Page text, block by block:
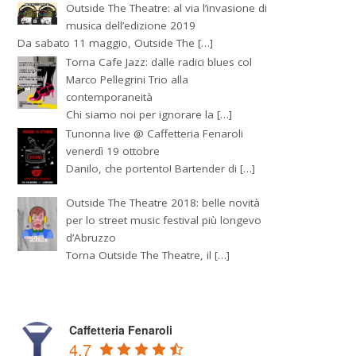
Outside The Theatre: al via l’invasione di
musica dell’edizione 2019
Da sabato 11 maggio, Outside The […]
Torna Cafe Jazz: dalle radici blues col
Marco Pellegrini Trio alla
contemporaneità
Chi siamo noi per ignorare la […]
Tunonna live @ Caffetteria Fenaroli
venerdì 19 ottobre
Danilo, che portento! Bartender di […]
Outside The Theatre 2018: belle novità
per lo street music festival più longevo
d’Abruzzo
Torna Outside The Theatre, il […]
Caffetteria Fenaroli
4.7